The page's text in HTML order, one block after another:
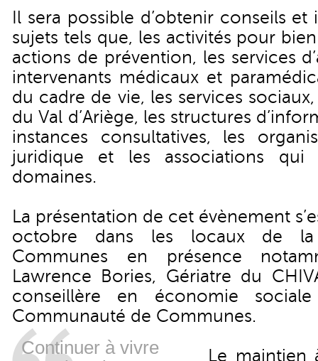
Il sera possible d’obtenir conseils
sujets tels que, les activités pour
actions de prévention, les services
intervenants médicaux et
du cadre de vie, les services
du Val d’Ariège, les structures
instances consultatives, les
juridique et les associations
domaines.
La présentation de cet évènement
octobre dans les locaux de la
Communes en présence
Lawrence Bories, Gériatre du
conseillère en économie
Communauté de Communes.
Continuer à vivre
Le